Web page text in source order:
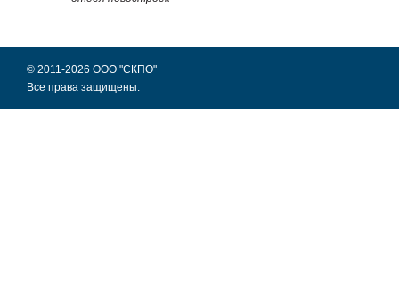
© 2011-2026 ООО "СКПО"
Все права защищены.